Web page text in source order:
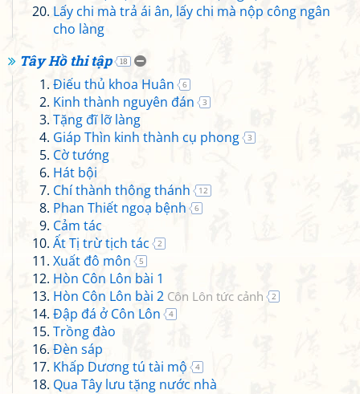
Lấy chi mà trả ái ân, lấy chi mà nộp công ngân
cho làng
Tây Hồ thi tập 18
Điếu thủ khoa Huân 6
Kinh thành nguyên đán 3
Tặng đĩ lỡ làng
Giáp Thìn kinh thành cụ phong
3
Cờ tướng
Hát bội
Chí thành thông thánh
12
Phan Thiết ngoạ bệnh 6
Cảm tác
Ất Tị trừ tịch tác
2
Xuất đô môn 5
Hòn Côn Lôn bài 1
Hòn Côn Lôn bài 2 Côn Lôn tức cảnh 2
Đập đá ở Côn Lôn 4
Trồng đào
Đèn sáp
Khấp Dương tú tài mộ
4
Qua Tây lưu tặng nước nhà